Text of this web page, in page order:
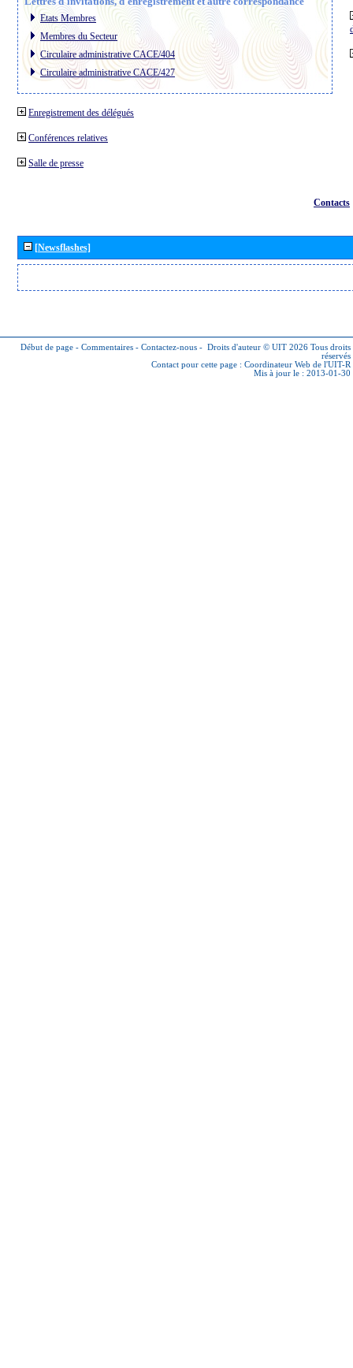
Etats Membres
Membres du Secteur
Circulaire administrative CACE/404
Circulaire administrative CACE/427
Enregistrement des délégués
Conférences relatives
Salle de presse
Contacts
[Newsflashes]
Début de page - Commentaires - Contactez-nous - Droits d'auteur © UIT 2026 Tous droits
réservés
Contact pour cette page : Coordinateur Web de l'UIT-R
Mis à jour le : 2013-01-30